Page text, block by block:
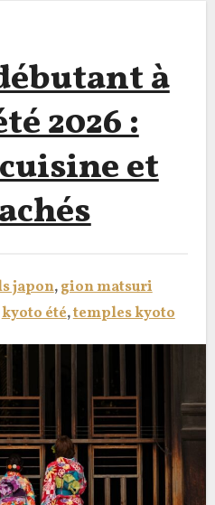
à
2026 :
et
japon,gion matsuri
kyoto été,temples kyoto